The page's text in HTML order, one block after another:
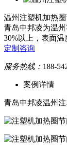
温州注塑机加热
青岛中邦凌为温
30%以上，表面温
定制咨询
服务热线： 188-
案例详情
青岛中邦凌温州